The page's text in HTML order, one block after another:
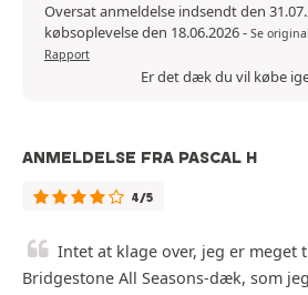
Oversat anmeldelse indsendt den
købsoplevelse den 18.06.2026- Se
Rapport
Er det dæk du vil købe
ANMELDELSE FRA PASCAL H
4/5
Intet at klage over, jeg er meget
Bridgestone All Seasons-dæk, som